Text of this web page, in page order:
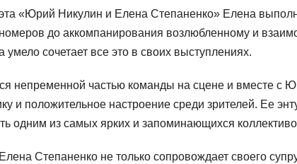
«Юрий Никулин и Елена Степаненко» Елена
до аккомпанирования возлюбленному и
сочетает все это в своих выступлениях.
непременной частью команды на сцене и вместе с
и положительное настроение среди зрителей. Ее
одним из самых ярких и запоминающихся
Степаненко не только сопровождает своего